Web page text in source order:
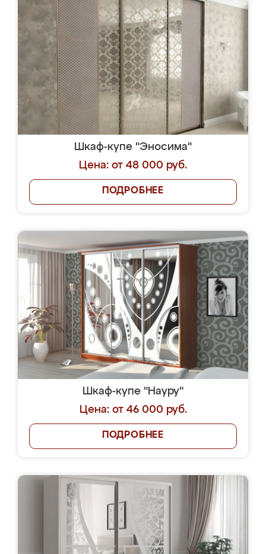
Шкаф-купе "Эносима"
Цена: от 48 000 руб.
ПОДРОБНЕЕ
Шкаф-купе "Науру"
Цена: от 46 000 руб.
ПОДРОБНЕЕ